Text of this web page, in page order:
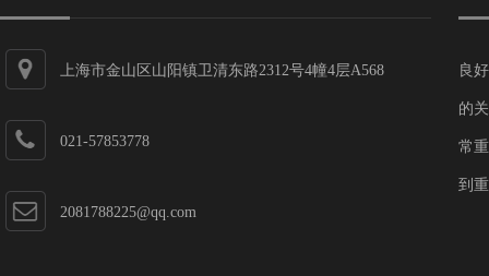
上海市金山区山阳镇卫清东路2312号4幢4层A568
021-57853778
2081788225@qq.com
良
的
常
到